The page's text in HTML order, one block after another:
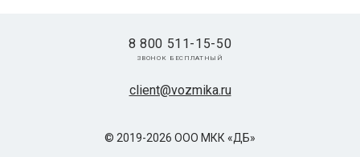
© 2019-2026 ООО МКК «ДБ»
client@vozmika.ru
8 800 511-15-50
звонок бесплатный